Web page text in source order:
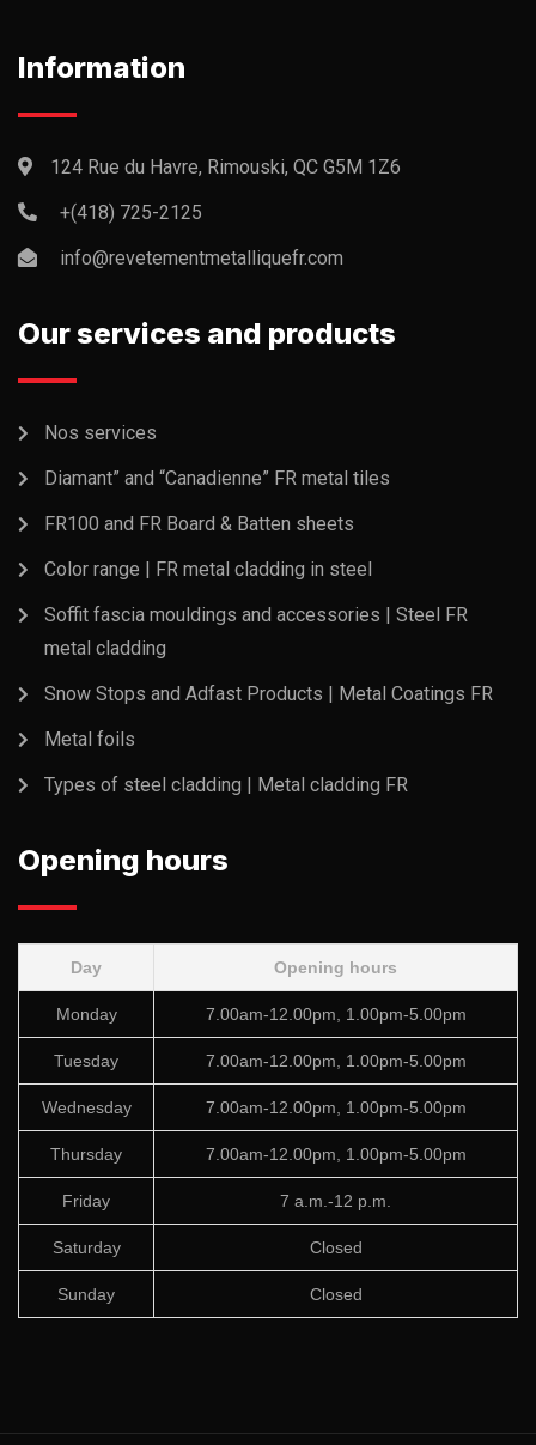
Information
124 Rue du Havre, Rimouski, QC G5M 1Z6
+(418) 725-2125
info@revetementmetalliquefr.com
Our services and products
Nos services
Diamant” and “Canadienne” FR metal tiles
FR100 and FR Board & Batten sheets
Color range | FR metal cladding in steel
Soffit fascia mouldings and accessories | Steel FR
metal cladding
Snow Stops and Adfast Products | Metal Coatings FR
Metal foils
Types of steel cladding | Metal cladding FR
Opening hours
Day Opening hours
Monday 7.00am-12.00pm, 1.00pm-5.00pm
Tuesday 7.00am-12.00pm, 1.00pm-5.00pm
Wednesday 7.00am-12.00pm, 1.00pm-5.00pm
Thursday 7.00am-12.00pm, 1.00pm-5.00pm
Friday 7 a.m.-12 p.m.
Saturday Closed
Sunday Closed